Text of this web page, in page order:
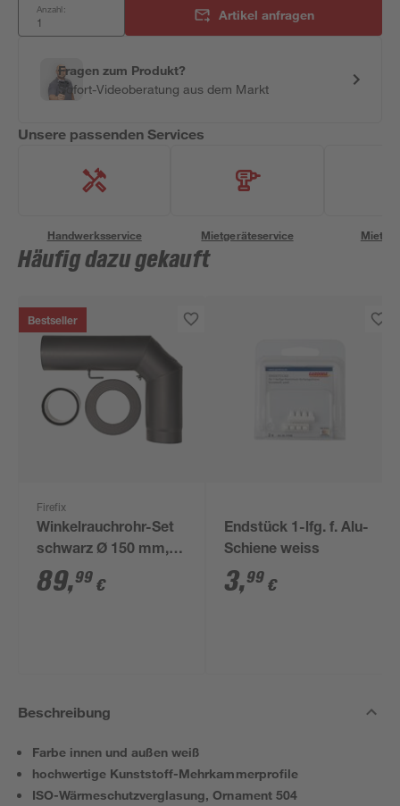
Anzahl: Artikel anfragen
Fragen zum Produkt?
Sofort-Videoberatung aus dem Markt
Unsere passenden Services
Handwerksservice Mietgeräteservice
Häufig dazu gekauft
Bestseller
Firefix
Winkelrauchrohr-Set
schwarz Ø 150 mm,
3-teilig
89,99 €
Endstück 1-lfg. f. Alu-
Schiene weiss
3,99 €
Beschreibung
Farbe innen und außen weiß
hochwertige Kunststoff-Mehrkammerprofile
ISO-Wärmeschutzverglasung, Ornament 504